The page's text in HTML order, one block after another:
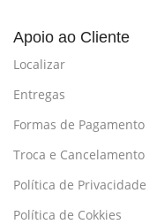
Apoio ao Cliente
Localizar
Entregas
Formas de Pagamento
Troca e Cancelamento
Política de Privacidade
Política de Cokkies